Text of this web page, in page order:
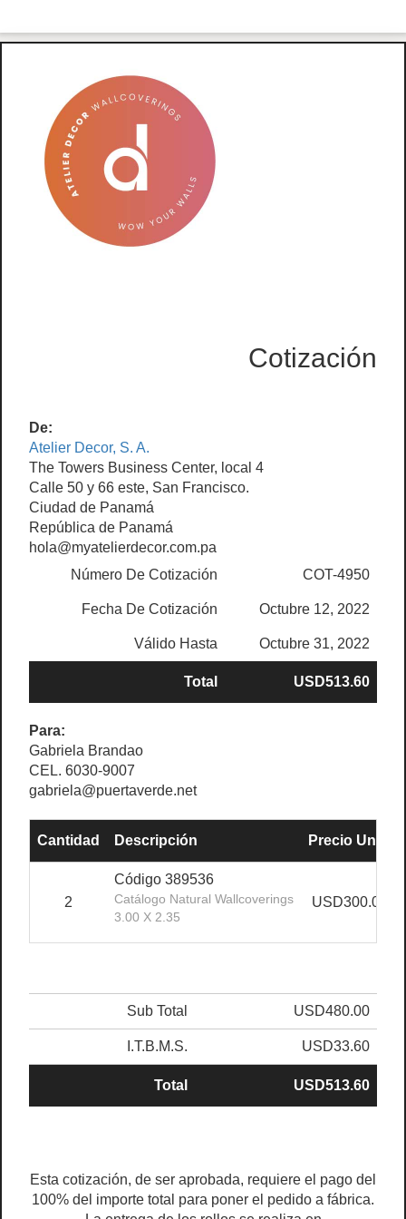
Cotización
De:
Atelier Decor, S. A.
The Towers Business Center, local 4
Calle 50 y 66 este, San Francisco.
Ciudad de Panamá
República de Panamá
hola@myatelierdecor.com.pa
Número De Cotización
COT-4950
Fecha De Cotización Octubre 12, 2022
Válido Hasta Octubre 31, 2022
Total USD513.60
Para:
Gabriela Brandao
CEL. 6030-9007
gabriela@puertaverde.net
Cantidad Descripción Precio Unit.
2
Código 389536
Catálogo Natural Wallcoverings
3.00 X 2.35
USD300.00
Sub Total USD480.00
I.T.B.M.S. USD33.60
Total USD513.60
Esta cotización, de ser aprobada, requiere el pago del
100% del importe total para poner el pedido a fábrica.